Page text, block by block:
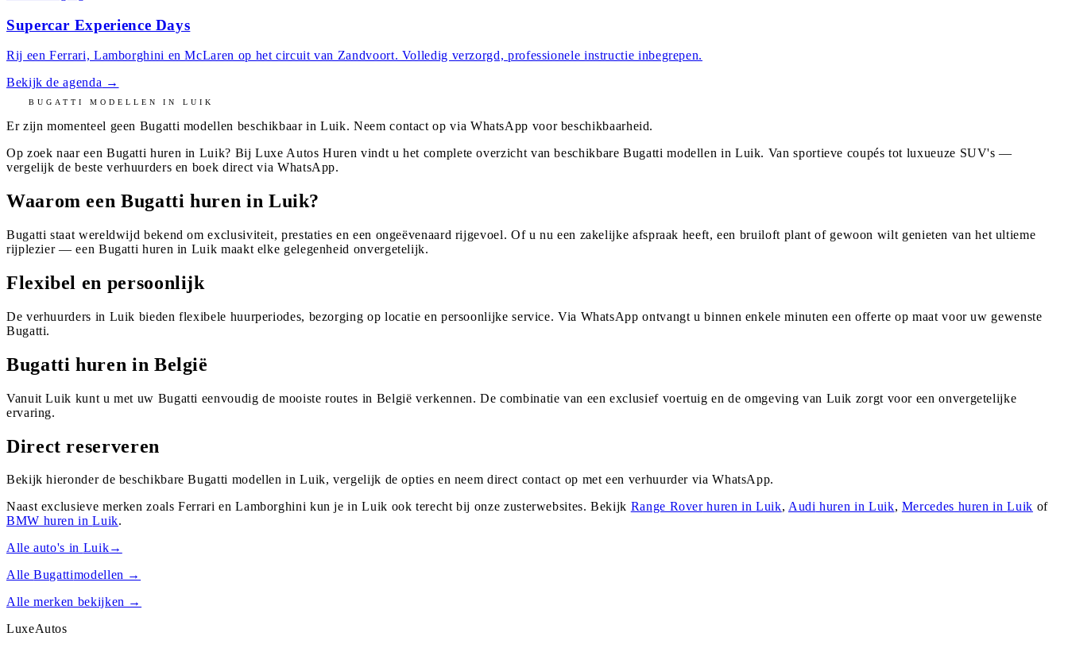
Supercar Experience Days
Rij een Ferrari, Lamborghini en McLaren op het circuit van Zandvoort. Volledig verzorgd, professionele instructie inbegrepen.
Bekijk de agenda →
BUGATTI MODELLEN INLUIK
Er zijn momenteel geen Bugatti modellen beschikbaar inLuik. Neem contact op via WhatsApp voor beschikbaarheid.
Op zoek naar een Bugatti huren in Luik? Bij Luxe Autos Huren vindt u het complete overzicht van beschikbare Bugatti modellen in Luik. Van sportieve coupés tot luxueuze SUV's —
vergelijk de beste verhuurders en boek direct via WhatsApp.
Waarom een Bugatti huren in Luik?
Bugatti staat wereldwijd bekend om exclusiviteit, prestaties en een ongeëvenaard rijgevoel. Of u nu een zakelijke afspraak heeft, een bruiloft plant of gewoon wilt genieten van het ultieme
rijplezier — een Bugatti huren in Luik maakt elke gelegenheid onvergetelijk.
Flexibel en persoonlijk
De verhuurders in Luik bieden flexibele huurperiodes, bezorging op locatie en persoonlijke service. Via WhatsApp ontvangt u binnen enkele minuten een offerte op maat voor uw gewenste
Bugatti.
Bugatti huren in België
Vanuit Luik kunt u met uw Bugatti eenvoudig de mooiste routes in België verkennen. De combinatie van een exclusief voertuig en de omgeving van Luik zorgt voor een onvergetelijke
ervaring.
Direct reserveren
Bekijk hieronder de beschikbare Bugatti modellen in Luik, vergelijk de opties en neem direct contact op met een verhuurder via WhatsApp.
Naast exclusieve merken zoals Ferrari en Lamborghini kun je in Luik ook terecht bij onze zusterwebsites. Bekijk Range Roverhuren inLuik, Audi huren in Luik, Mercedes huren inLuik of
BMW huren inLuik.
Alle auto's in Luik→
AlleBugattimodellen →
Alle merken bekijken →
LuxeAutos